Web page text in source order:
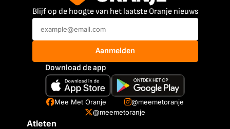
Blijf op de hoogte van het laatste Oranje nieuws
Aanmelden
Download de app
Mee Met Oranje
@meemetoranje
@meemetoranje
Atleten